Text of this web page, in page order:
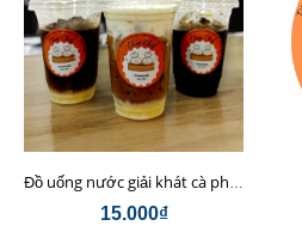
Đồ uống nước giải khát cà phê sữa hạt Chop Chef
15.000₫